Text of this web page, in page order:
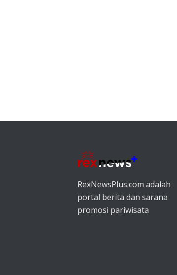
RexNewsPlus.com adalah
portal berita dan sarana
promosi pariwisata